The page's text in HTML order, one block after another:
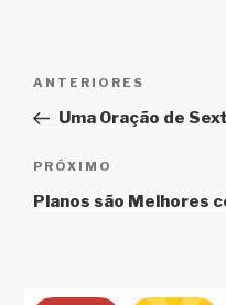
Post
Post
anterior
ANTERIORES
Uma Oração de
Próximo
post
PRÓXIMO
Planos são Melhores